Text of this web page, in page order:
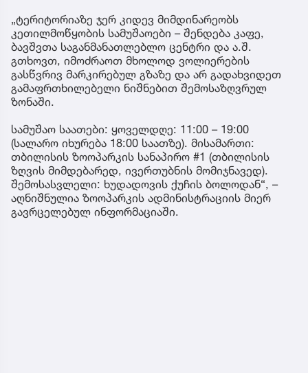
„ტერიტორიაზე ჯერ კიდევ მიმდინარეობს
კეთილმოწყობის სამუშაოები – შენდება კაფე,
ბავშვთა საგანმანათლებლო ცენტრი და ა.შ.
გთხოვთ, იმოძრაოთ მხოლოდ ვოლიერების
გასწვრივ მარკირებულ გზაზე და არ გადახვიდეთ
გამაფრთხილებელი ნიშნებით შემოსაზღვრულ
ზონაში.
სამუშაო საათები: ყოველდღე: 11:00 – 19:00
(სალარო იხურება 18:00 საათზე). მისამართი:
თბილისის ზოოპარკის სანაპირო #1 (თბილისის
ზღვის მიმდებარედ, ივერთუბნის მომიჯნავედ).
შემოსასვლელი: ხუდადოვის ქუჩის ბოლოდან“, –
აღნიშნულია ზოოპარკის ადმინისტრაციის მიერ
გავრცელებულ ინფორმაციაში.